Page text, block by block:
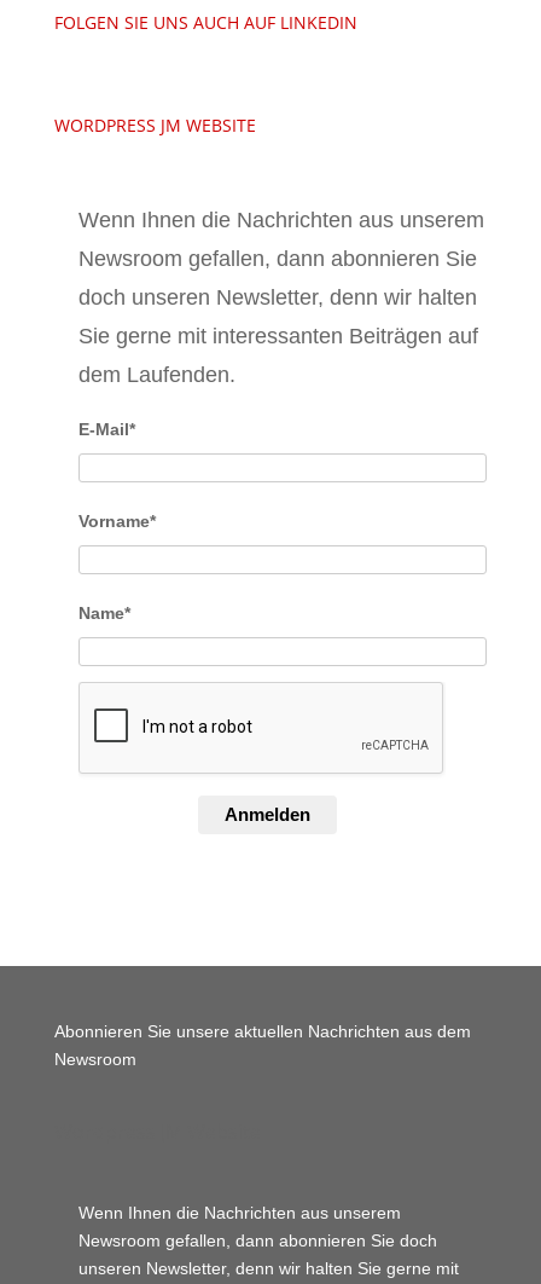
FOLGEN SIE UNS AUCH AUF LINKEDIN
WORDPRESS JM WEBSITE
Wenn Ihnen die Nachrichten aus unserem
Newsroom gefallen, dann abonnieren Sie
doch unseren Newsletter, denn wir halten
Sie gerne mit interessanten Beiträgen auf
dem Laufenden.
E-Mail*
Vorname*
Name*
Anmelden
Abonnieren Sie unsere aktuellen Nachrichten aus dem
Newsroom
Wenn Ihnen die Nachrichten aus unserem
Newsroom gefallen, dann abonnieren Sie doch
unseren Newsletter, denn wir halten Sie gerne mit